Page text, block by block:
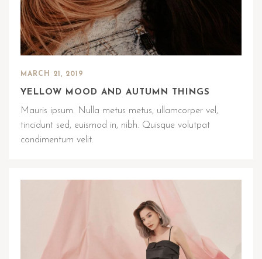
MARCH 21, 2019
YELLOW MOOD AND AUTUMN THINGS
Mauris ipsum. Nulla metus metus, ullamcorper vel,
tincidunt sed, euismod in, nibh. Quisque volutpat
condimentum velit.